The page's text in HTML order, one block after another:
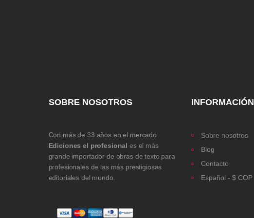
SOBRE NOSOTROS
Con más de 33 años en el mercado
Ediciones el profesional es el más
grande importador de obras de texto para
profesionales de las más prestigiosas
editoriales del mundo.
INFORMACIÓN
Sobre nosotros
Blog
Contacto
Español - $ COP